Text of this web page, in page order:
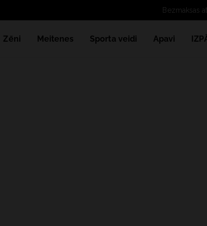
Bezmaksas
Zēni Meitenes Sporta veidi Apavi